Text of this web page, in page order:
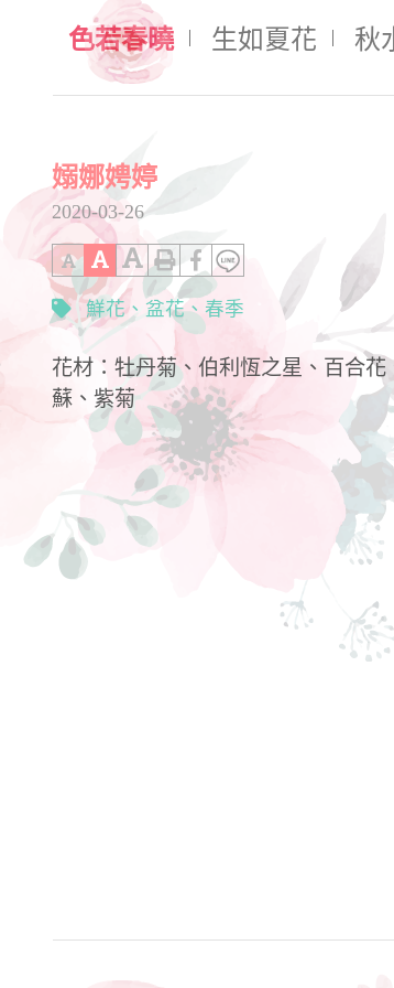
色若春曉 生如夏花 秋
嫋娜娉婷
2020-03-26
鮮花 盆花 春季
花材：牡丹菊、伯利恆之星、百合花
蘇、紫菊